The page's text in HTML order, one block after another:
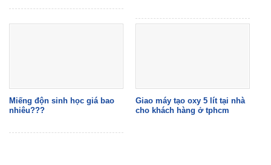
Miếng độn sinh học giá bao
nhiêu???
Giao máy tạo oxy 5 lít tại nhà
cho khách hàng ở tphcm